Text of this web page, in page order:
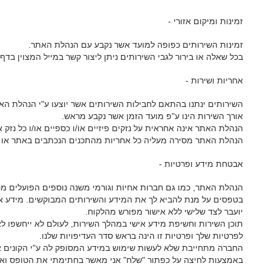
זמינות ומיקום אזורי -
זמינות השירותים כפופה למועד אשר נקבע עם הנהלת האתר.
בכל שאלה או בירור לגבי השירותים ניתן ליצור קשר במייל המצוין
אחריות ושירות -
השירותים ינתנו בהתאם לחבילות השירותים אשר יוצעו ע"י הנהלת
אורך השירות הינו ע"פ מועד הזמן אשר נקבע מראש.
הנהלת האתר אינה אחראית על נזקים פיזיים או/ו כספיים או/ו כל
הנהלת האתר מסירה מעליה כל אחריות מהתכנים הנכתבים באתר
אבטחת מידע ופרטיות -
הנהלת האתר, כמו גם חברות אחיות וגורמי משנה נוספים
בטפסים על מנת להביא לך את המידע והשירותים המבוקשים. מידע
יועבר לצד שלישי ללא אישור מפורש מהלקוח.
תוכן השירות וחשיפת מידע אישי במהלך השירות, לעולם לא
לפרטיות שלך ופרטיות זו הינה בראש סדר העדיפויות שלנו.
החברה מתחייבת שלא לעשות שימוש במידע המסופק לה ע"י
באמצעות לחיצה על כפתור "שלח" אני מאשר בחתימתי את הטופס